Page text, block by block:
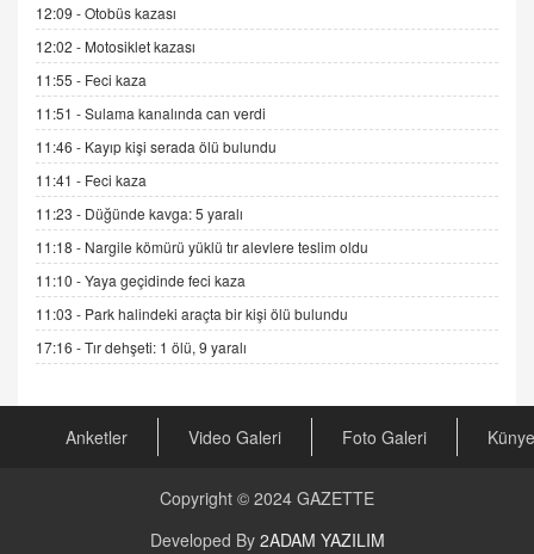
ADEM AKÖL
Esed Destekçilerinin Yüzüne Vurulan Şamar:
Sednaya
11.12.2024 12:30
DR. EKREM ASLAN
Gerçek Ne, Algı Ne? "Beraber Yürüyoruz"
Cümlesinin Peşinden
19.07.2025 12:45
GÖNÜL MENEKŞE
Şifacının Yolu
04.11.2025 12:56
AV. RÜMEYSA ÖZKALE
Kira Uyuşmazlıklarında Dava Açmadan Önce
23.09.2023 16:30
CAN UĞURATEŞ
12:09 -Otobüs kazası
12:02 - Motosiklet kazası
11:55 - Feci kaza
11:51 -Sulama kanalında can verdi
11:46 - Kayıp kişi serada ölü bulundu
11:41 - Feci kaza
11:23 - Düğünde kavga: 5 yaralı
11:18 - Nargile kömürü yüklü tır alevlere teslim oldu
11:10 -Yaya geçidinde feci kaza
11:03 - Park halindeki araçta bir kişi ölü bulundu
17:16 -Tır dehşeti: 1 ölü, 9 yaralı
Anketler Video Galeri Foto Galeri Künye
Copyright © 2024 GAZETTE
Developed By 2ADAM YAZILIM